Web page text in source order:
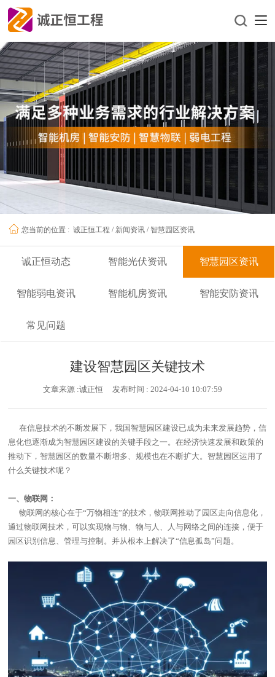
您当前的位置 : 诚正恒工程 / 新闻资讯 / 智慧园区资讯
诚正恒动态 智能光伏资讯 智慧园区资讯
智能弱电资讯 智能机房资讯 智能安防资讯
常见问题
建设智慧园区关键技术
文章来源 :诚正恒 发布时间 : 2024-04-10 10:07:59
在信息技术的不断发展下，我国智慧园区建设已成为未来发展趋势，信
息化也逐渐成为智慧园区建设的关键手段之一。在经济快速发展和政策的
推动下，智慧园区的数量不断增多、规模也在不断扩大。智慧园区运用了
什么关键技术呢？
一、物联网：
物联网的核心在于“万物相连”的技术，物联网推动了园区走向信息化，
通过物联网技术，可以实现物与物、物与人、人与网络之间的连接，便于
园区识别信息、管理与控制。并从根本上解决了“信息孤岛”问题。